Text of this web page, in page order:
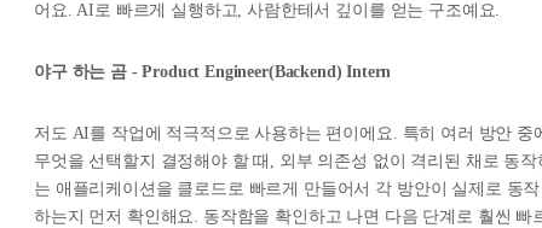
어요. AI로 빠르게 실행하고, 사람한테서 깊이를 얻는 구조예요.
야구 하는 곰 - Product Engineer(Backend) Intern
저도 AI를 작업에 적극적으로 사용하는 편이에요. 특히 여러 방안 중
무엇을 선택할지 결정해야 할 때, 외부 의존성 없이 격리된 채로 동작
는 애플리케이션을 클로드로 빠르게 만들어서 각 방안이 실제로 동작
하는지 먼저 확인해요. 동작함을 확인하고 나면 다음 단계로 훨씬 빠